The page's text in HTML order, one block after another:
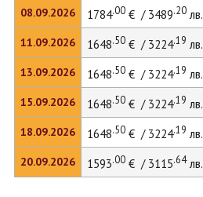
08.09.2026
11.09.2026
13.09.2026
15.09.2026
18.09.2026
20.09.2026
1784.00€ / 3489.20лв.
1648.50€ / 3224.19 лв.
1648.50€ / 3224.19 лв.
1648.50€ / 3224.19 лв.
1648.50€ / 3224.19 лв.
1593.00€ / 3115.64лв.